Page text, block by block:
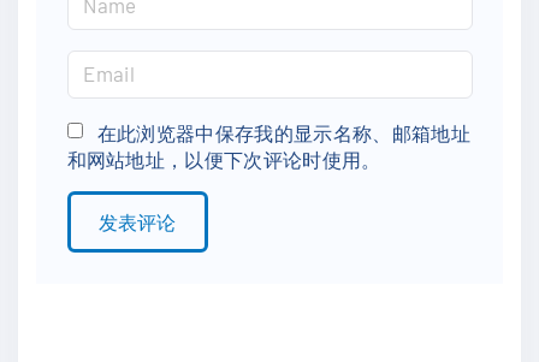
a
e
*
m
a
i
l
在此浏览器中保存我的显示名称、邮箱地址
和网站地址，以便下次评论时使用。